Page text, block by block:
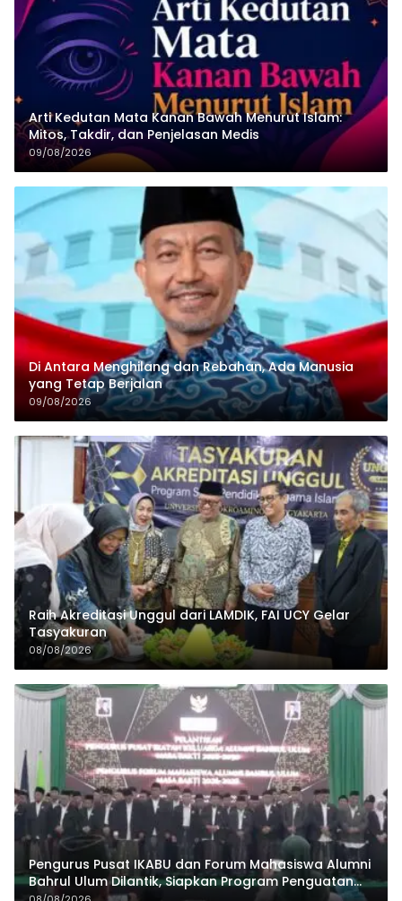
Arti Kedutan Mata Kanan Bawah Menurut Islam:
Mitos, Takdir, dan Penjelasan Medis
09/08/2026
Di Antara Menghilang dan Rebahan, Ada Manusia
yang Tetap Berjalan
09/08/2026
Raih Akreditasi Unggul dari LAMDIK, FAI UCY Gelar
Tasyakuran
08/08/2026
Pengurus Pusat IKABU dan Forum Mahasiswa Alumni
Bahrul Ulum Dilantik, Siapkan Program Penguatan